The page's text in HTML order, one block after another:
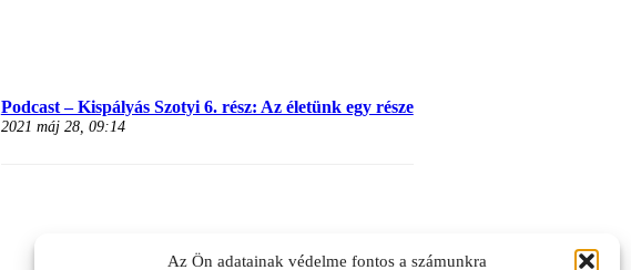
Az Ön adatainak védelme fontos a számunkra
Podcast – Kispályás Szotyi 6. rész: Az életünk egy része
2021 máj 28, 09:14